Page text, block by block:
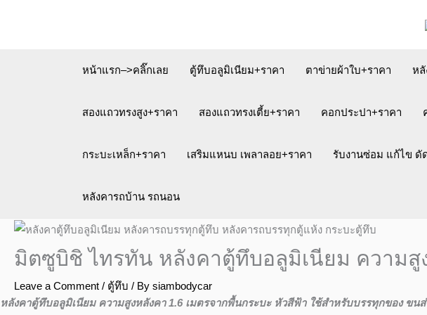
หน้าแรก–>คลิ๊กเลย
ตู้ทึบอลูมิเนียม+ราคา ตาข่ายผ้าใบ+ราคา หลั
สองแถวทรงสูง+ราคา สองแถวทรงเตี้ย+ราคา คอกประปา+ราคา
กระบะเหล็ก+ราคา เสริมแหนบ เพลาลอย+ราคา รับงานซ่อม แก้ไข ดั
หลังคารถบ้าน รถนอน
มิตซูบิชิ ไทรทัน หลังคาตู้ทึบอลูมิเนียม ความสู
Leave a Comment / ตู้ทึบ / By siambodycar
หลังคาตู้ทึบอลูมิเนียม ความสูงหลังคา 1.6 เมตรจากพื้นกระบะ หัวสีฟ้า ใช้สำหรับบรรทุกของ ขน